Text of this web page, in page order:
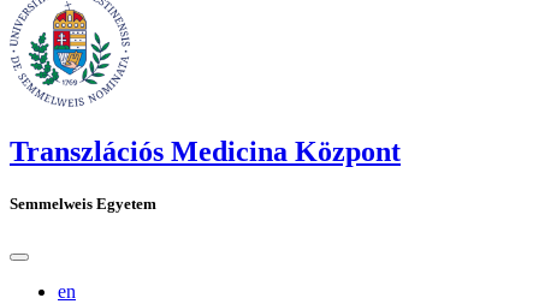
Transzlációs Medicina Központ
Semmelweis Egyetem
en